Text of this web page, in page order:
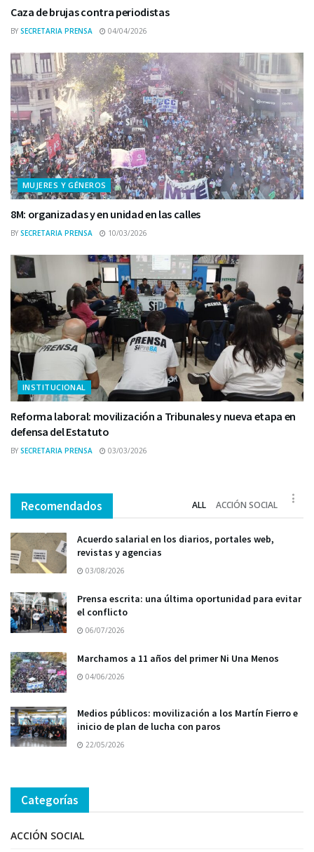
Caza de brujas contra periodistas
BY SECRETARIA PRENSA 04/04/2026
MUJERES Y GÉNEROS
8M: organizadas y en unidad en las calles
BY SECRETARIA PRENSA 10/03/2026
INSTITUCIONAL
Reforma laboral: movilización a Tribunales y nueva etapa en
defensa del Estatuto
BY SECRETARIA PRENSA 03/03/2026
Recomendados ALL ACCIÓN SOCIAL
Acuerdo salarial en los diarios, portales web,
revistas y agencias
03/08/2026
Prensa escrita: una última oportunidad para evitar
el conflicto
06/07/2026
Marchamos a 11 años del primer Ni Una Menos
04/06/2026
Medios públicos: movilización a los Martín Fierro e
inicio de plan de lucha con paros
22/05/2026
Categorías
ACCIÓN SOCIAL